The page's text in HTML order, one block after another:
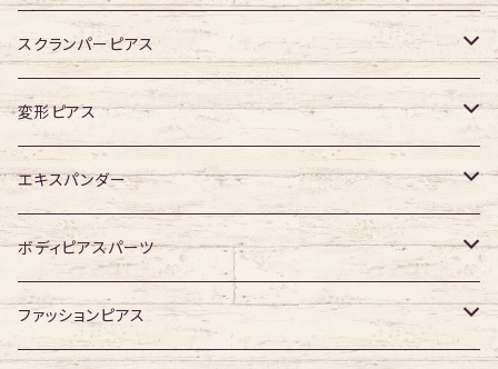
ジュエル有り
スクランパーピアス
16G
14G
変形ピアス
ジュエル無し
ジュエル有り
エキスパンダー
316Lサージカルステンレス
アクリル
ボディピアスパーツ
ネジタイプ
ファッションピアス